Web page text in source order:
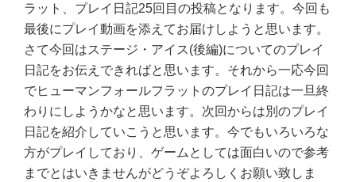
ラット、プレイ日記25回目の投稿となります。今回も
最後にプレイ動画を添えてお届けしようと思います。
さて今回はステージ・アイス(後編)についてのプレイ
日記をお伝えできればと思います。それから一応今回
でヒューマンフォールフラットのプレイ日記は一旦終
わりにしようかなと思います。次回からは別のプレイ
日記を紹介していこうと思います。今でもいろいろな
方がプレイしており、ゲームとしては面白いので参考
までとはいきませんがどうぞよろしくお願い致しま